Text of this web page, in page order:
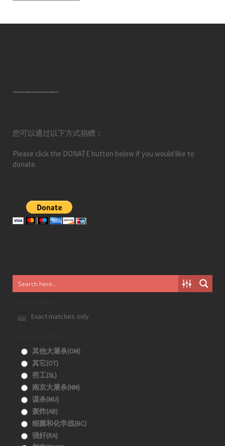
———————–
您可以通过以下方式捐赠：
Please click the DONATE button below if you would like to
donate.
Exact matches only
其他大屠杀(OM)
其它(OT)
劳工(SL)
南京大屠杀(NM)
谋杀(MU)
轰炸(AB)
细菌和化学战(BC)
强奸(RA)